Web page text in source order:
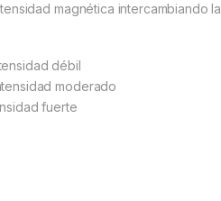
magnética intercambiando
débil
moderado
fuerte